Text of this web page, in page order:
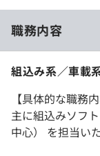
職務内容
組込み系／車載
【具体的な職務内
主に組込みソフ
中心） を担当い